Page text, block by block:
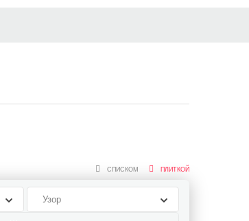
ПЛИТКОЙ
СПИСКОМ
Узор